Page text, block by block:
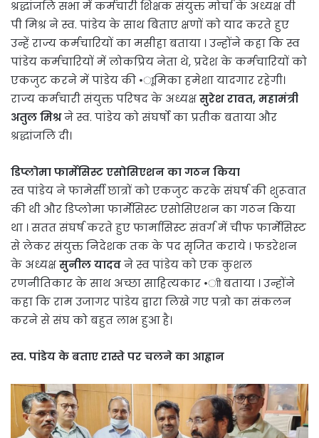
श्रद्धांजलि सभा में कर्मचारी शिक्षक संयुक्त मोर्चा के अध्यक्ष वी
पी मिश्र ने स्व. पांडेय के साथ बिताए क्षणों को याद करते हुए
उन्हें राज्य कर्मचारियों का मसीहा बताया । उन्होंने कहा कि स्व
पांडेय कर्मचारियों में लोकप्रिय नेता थे, प्रदेश के कर्मचारियों को
एकजुट करने में पांडेय की •ाूमिका हमेशा यादगार रहेगी।
राज्य कर्मचारी संयुक्त परिषद के अध्यक्षसुरेश रावत, महामंत्री
अतुल मिश्रने स्व. पांडेय को संघर्षो का प्रतीक बताया और
श्रद्धांजलि दी।
डिप्लोमा फार्मेसिस्ट एसोसिएशन का गठन किया
स्व पांडेय ने फामेर्सी छात्रों को एकजुट करके संघर्ष की शुरूवात
की थी और डिप्लोमा फार्मेसिस्ट एसोसिएशन का गठन किया
था । सतत संघर्ष करते हुए फार्मासिस्ट संवर्ग में चीफ फार्मेसिस्ट
से लेकर संयुक्त निदेशक तक के पद सृजित कराये । फडरेशन
के अध्यक्षसुनील यादवने स्व पांडेय को एक कुशल
रणनीतिकार के साथ अच्छा साहित्यकार •ाी बताया । उन्होंने
कहा कि राम उजागर पांडेय द्वारा लिखे गए पत्रो का संकलन
करने से संघ को बहुत लाभ हुआ है।
स्व. पांडेय के बताए रास्ते पर चलने का आह्वान